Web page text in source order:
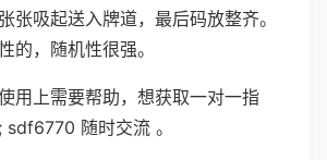
张吸起送入牌道，最后码放整齐。
的，随机性很强。
用上需要帮助，想获取一对一指
随时交流 。